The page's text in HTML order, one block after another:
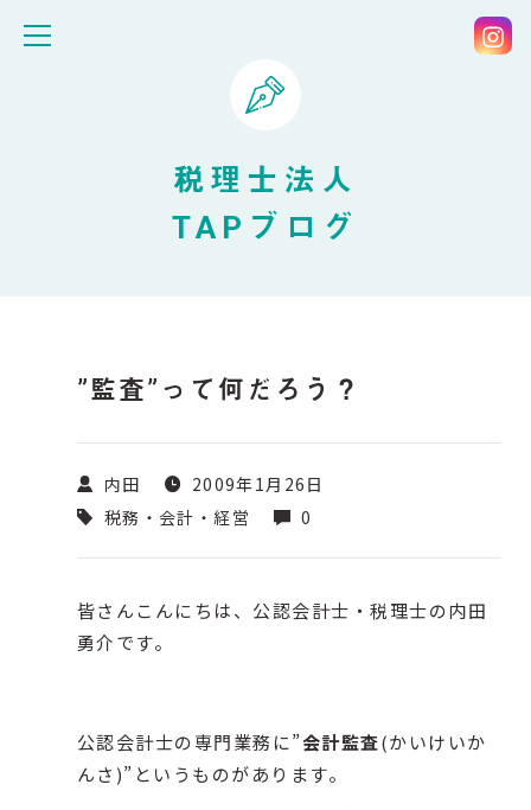
税理士法人
TAPブログ
”監査”って何だろう？
内田
2009年1月26日
税務・会計・経営
0
皆さんこんにちは、公認会計士・税理士の内田
勇介です。
公認会計士の専門業務に”会計監査(かいけいか
んさ)”というものがあります。